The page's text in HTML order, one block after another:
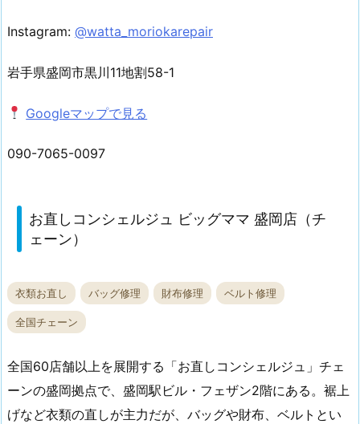
Instagram: @watta_moriokarepair
岩手県盛岡市黒川11地割58-1
Googleマップで見る
090-7065-0097
お直しコンシェルジュ ビッグママ 盛岡店（チ
ェーン）
衣類お直し バッグ修理 財布修理 ベルト修理
全国チェーン
全国60店舗以上を展開する「お直しコンシェルジュ」チェ
ーンの盛岡拠点で、盛岡駅ビル・フェザン2階にある。裾上
げなど衣類の直しが主力だが、バッグや財布、ベルトとい